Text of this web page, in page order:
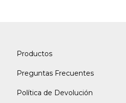
Productos
Preguntas Frecuentes
Política de Devolución